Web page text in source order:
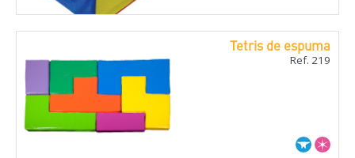
Tetris de espuma
Ref. 219